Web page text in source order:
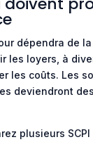
dépendra de
les loyers, à
les coûts. Les
deviendront
plusieurs